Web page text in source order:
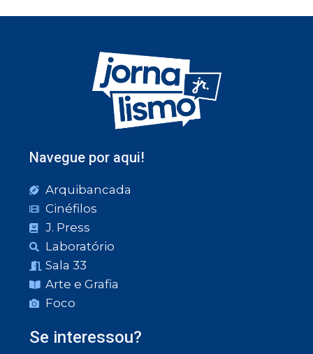
Navegue por aqui!
Arquibancada
Cinéfilos
J. Press
Laboratório
Sala 33
Arte e Grafia
Foco
Se interessou?